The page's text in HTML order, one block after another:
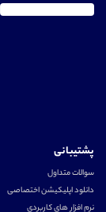
پشتیبانی
سوالات متداول
دانلود اپلیکیشن اختصاصی
نرم افزار های کاربردی